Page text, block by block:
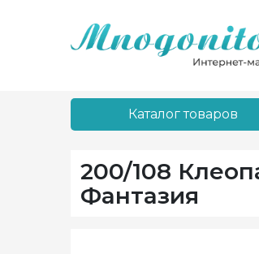
Каталог товаров
200/108
Фантазия